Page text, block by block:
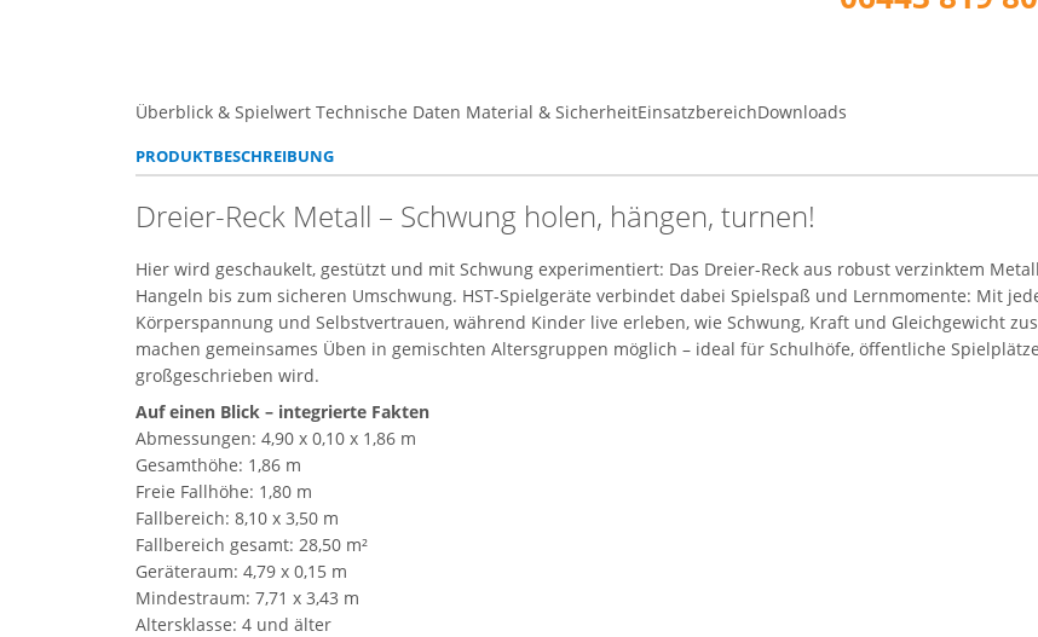
Überblick & Spielwert Technische Daten Material & SicherheitEinsatzbereichDownloads
PRODUKTBESCHREIBUNG
Dreier-Reck Metall – Schwung holen, hängen, turnen!
Hier wird geschaukelt, gestützt und mit Schwung experimentiert: Das Dreier-Reck aus robust verzinktem
Hangeln bis zum sicheren Umschwung. HST-Spielgeräte verbindet dabei Spielspaß und Lernmomente: Mit
Körperspannung und Selbstvertrauen, während Kinder live erleben, wie Schwung, Kraft und Gleichgewicht
machen gemeinsames Üben in gemischten Altersgruppen möglich – ideal für Schulhöfe, öffentliche
großgeschrieben wird.
Auf einen Blick – integrierte Fakten
Abmessungen: 4,90 x 0,10 x 1,86 m
Gesamthöhe: 1,86 m
Freie Fallhöhe: 1,80 m
Fallbereich: 8,10 x 3,50 m
Fallbereich gesamt: 28,50 m²
Geräteraum: 4,79 x 0,15 m
Mindestraum: 7,71 x 3,43 m
Altersklasse: 4 und älter